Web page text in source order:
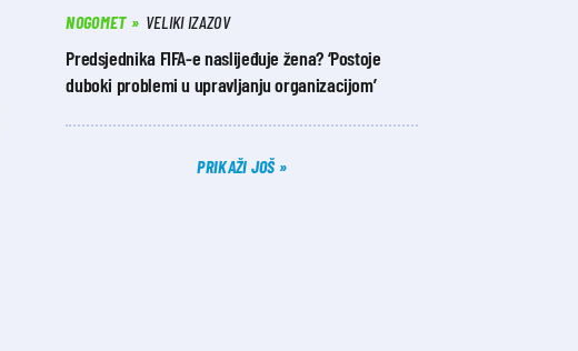
NOGOMET VELIKI IZAZOV
Predsjednika FIFA-e naslijeđuje žena? ‘Postoje
duboki problemi u upravljanju organizacijom’
PRIKAŽI JOŠ